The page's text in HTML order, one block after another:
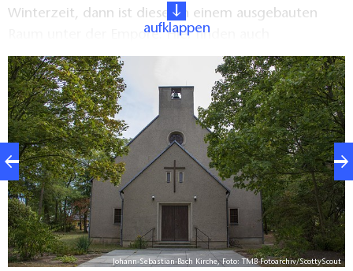
Winterzeit, dann ist dieser in einem ausgebauten
Raum unter der Empore. Hier finden auch
Gemeindeveranstaltungen wie der Seniorenkreis
oder die Taize´-Andachten statt. In der Kirche steht
eine Eule-Orgel.
aufklappen
Johann-Sebastian-Bach Kirche, Foto: TMB-Fotoarchiv/ScottyScout